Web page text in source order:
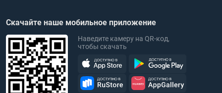
Скачайте наше мобильное приложение
Наведите камеру на QR-код,
чтобы скачать